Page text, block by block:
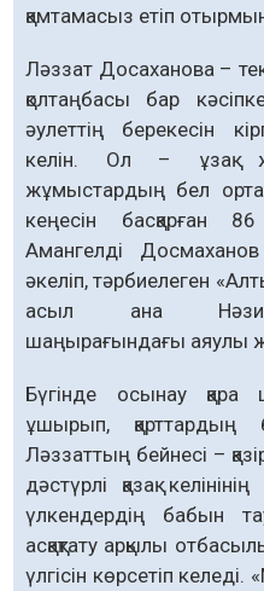
қамтамасыз етіп
Ләззат Досаханова – тек
қолтаңбасы бар
әулеттің берекесін
келін. Ол – ұзақ
жұмыстардың бел
кеңесін басқарған
Амангелді
әкеліп, тәрбиелеген
асыл ана
шаңырағындағы аяулы
Бүгінде осынау қара
ұшырып, қарттардың
Ләззаттың бейнесі –
дәстүрлі қазақ
үлкендердің бабын
асқақтату арқылы
үлгісін көрсетіп